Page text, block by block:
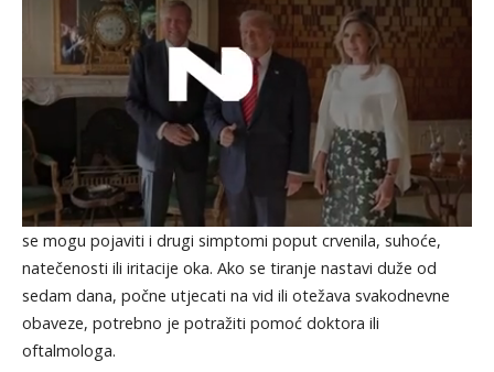
se mogu pojaviti i drugi simptomi poput crvenila, suhoće,
natečenosti ili iritacije oka. Ako se tiranje nastavi duže od
sedam dana, počne utjecati na vid ili otežava svakodnevne
obaveze, potrebno je potražiti pomoć doktora ili
oftalmologa.